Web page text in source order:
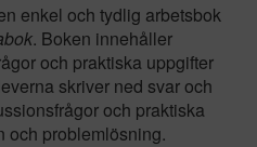
enkel och tydlig arbetsbok
. Boken innehåller
och praktiska uppgifter
skriver ned svar och
och praktiska
och problemlösning.